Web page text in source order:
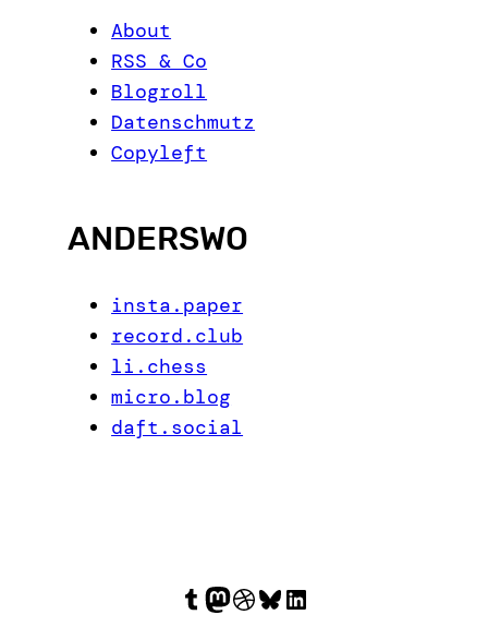
About
RSS & Co
Blogroll
Datenschmutz
Copyleft
ANDERSWO
insta.paper
record.club
li.chess
micro.blog
daft.social
Tumblr Mastodon Dribbble Bluesky LinkedIn